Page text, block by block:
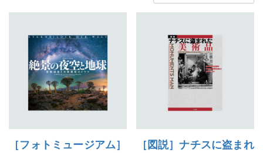
［フォトミュージアム］
［図説］ナチスに盗まれ